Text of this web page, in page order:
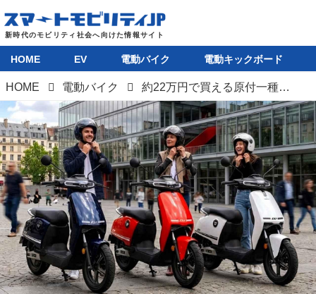
HOME EV 電動バイク 電動キックボード
HOME 電動バイク 約22万円で買える原付一種のEVバイク「Vmoto CU」が登場。定格出力600W、航続距離55kmの良コスパモデル